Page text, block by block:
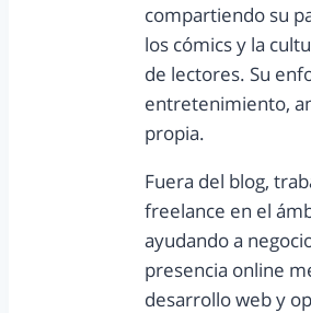
compartiendo su
los cómics y la
de lectores. Su
entretenimiento,
propia.
Fuera del blog,
freelance en el
ayudando a
presencia online
desarrollo web y